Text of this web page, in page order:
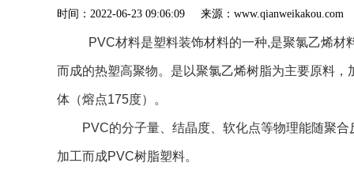
时间：2022-06-23 09:06:09 来源：
PVC材料是塑料装饰材料的一种,是聚氯乙烯
而成的热塑高聚物。是以聚氯乙烯树脂为主要原料
体（熔点175度）。
PVC的分子量、结晶度、软化点等物理能随聚
加工而成PVC树脂塑料。